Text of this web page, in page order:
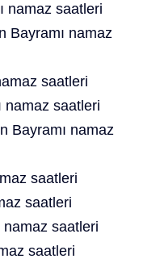
namaz saatleri
Bayramı namaz
saatleri
namaz saatleri
Bayramı namaz
saatleri
saatleri
namaz saatleri
saatleri